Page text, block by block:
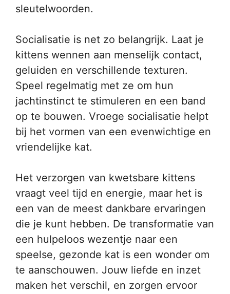
sleutelwoorden.
Socialisatie is net zo belangrijk. Laat je
kittens wennen aan menselijk contact,
geluiden en verschillende texturen.
Speel regelmatig met ze om hun
jachtinstinct te stimuleren en een band
op te bouwen. Vroege socialisatie helpt
bij het vormen van een evenwichtige en
vriendelijke kat.
Het verzorgen van kwetsbare kittens
vraagt veel tijd en energie, maar het is
een van de meest dankbare ervaringen
die je kunt hebben. De transformatie van
een hulpeloos wezentje naar een
speelse, gezonde kat is een wonder om
te aanschouwen. Jouw liefde en inzet
maken het verschil, en zorgen ervoor